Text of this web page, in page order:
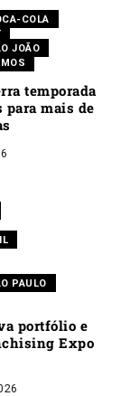
COLA
JOÃO
temporada
para mais de
PAULO
portfólio e
Expo